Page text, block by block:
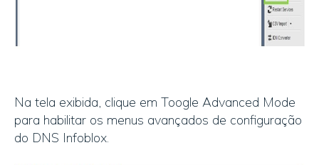
Na tela exibida, clique em Toogle Advanced Mode
para habilitar os menus avançados de configuração
do DNS Infoblox.